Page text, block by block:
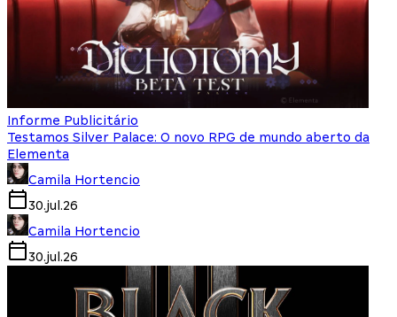
Informe Publicitário
Testamos Silver Palace: O novo RPG de mundo aberto da
Elementa
Camila Hortencio
30.jul.26
Camila Hortencio
30.jul.26